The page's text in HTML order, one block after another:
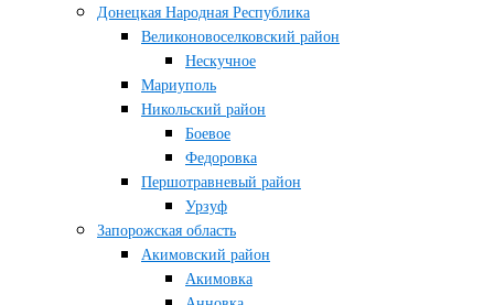
Донецкая Народная Республика
Великоновоселковский район
Нескучное
Мариуполь
Никольский район
Боевое
Федоровка
Першотравневый район
Урзуф
Запорожская область
Акимовский район
Акимовка